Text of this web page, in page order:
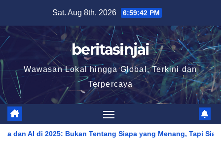
content
Sat. Aug 8th, 2026 6:59:44 PM
beritasinjai
Wawasan Lokal hingga Global, Terkini dan
Terpercaya
Siapa yang Menang, Tapi Siapa yang Beradaptasi